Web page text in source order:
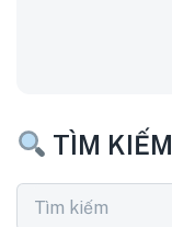
TÌM KIẾM